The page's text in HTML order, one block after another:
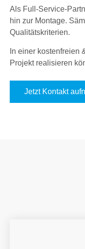
Als Full-Service-
hin zur Montage.
Qualitätskriterien.
In einer kostenfreien
Projekt realisieren
Jetzt Kontakt